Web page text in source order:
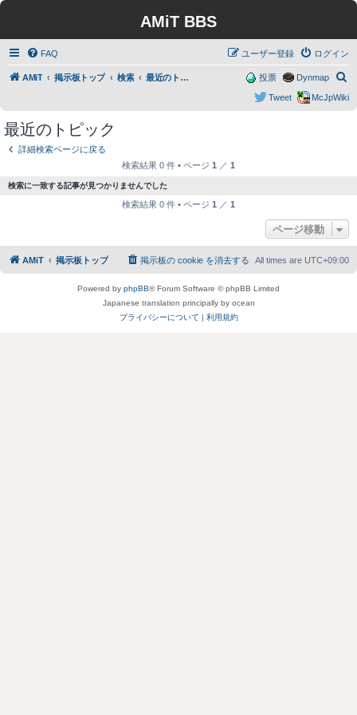
AMiT BBS
FAQ ログイン
ユーザー登録
AMiT 掲示板トップ 検索 最近のトピック
索
Dynmap
投票
McJpWiki
Tweet
最近のトピック
詳細検索ページに戻る
検索結果 0 件 • ページ 1 ／ 1
検索に一致する記事が見つかりませんでした
検索結果 0 件 • ページ 1 ／ 1
ページ移動
AMiT 掲示板トップ All times are UTC+09:00
掲示板の cookie を消去する
Powered by phpBB® Forum Software © phpBB Limited
Japanese translation principally by ocean
プライバシーについて | 利用規約